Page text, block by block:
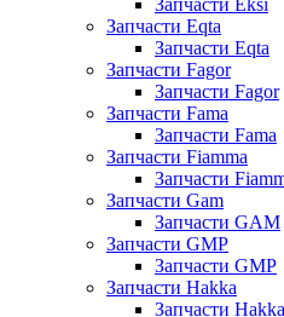
Запчасти Eksi
Запчасти Eqta
Запчасти Eqta
Запчасти Fagor
Запчасти Fagor
Запчасти Fama
Запчасти Fama
Запчасти Fiamma
Запчасти
Запчасти Gam
Запчасти GAM
Запчасти GMP
Запчасти GMP
Запчасти Hakka
Запчасти